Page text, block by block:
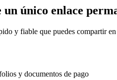
único enlace
y fiable que puedes compartir
y documentos de pago